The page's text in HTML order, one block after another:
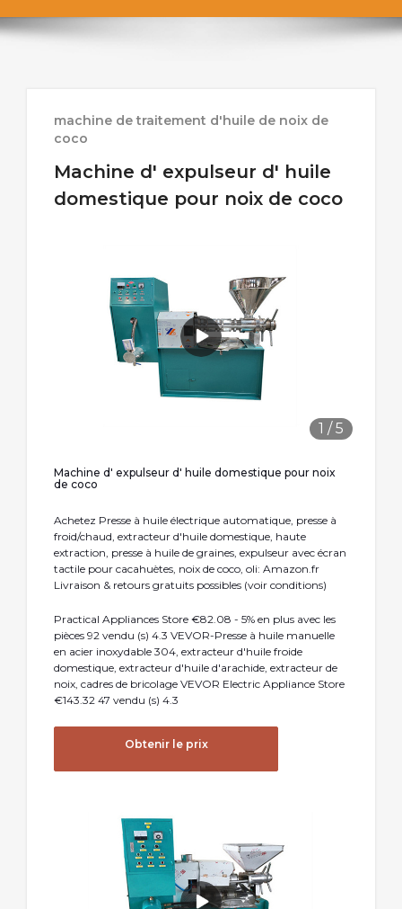
machine de traitement d'huile de noix de
coco
Machine d' expulseur d' huile
domestique pour noix de coco
1 /5
Machine d' expulseur d' huile domestique pour noix
de coco
Achetez Presse à huile électrique automatique, presse à
froid/chaud, extracteur d'huile domestique, haute
extraction, presse à huile de graines, expulseur avec écran
tactile pour cacahuètes, noix de coco, oli: Amazon.fr
Livraison & retours gratuits possibles (voir conditions)
Practical Appliances Store €82.08 - 5% en plus avec les
pièces 92 vendu (s) 4.3 VEVOR-Presse à huile manuelle
en acier inoxydable 304, extracteur d'huile froide
domestique, extracteur d'huile d'arachide, extracteur de
noix, cadres de bricolage VEVOR Electric Appliance Store
€143.32 47 vendu (s) 4.3
Obtenir le prix